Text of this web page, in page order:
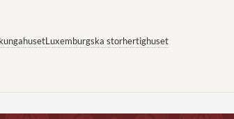
Luxemburgska storhertighuset